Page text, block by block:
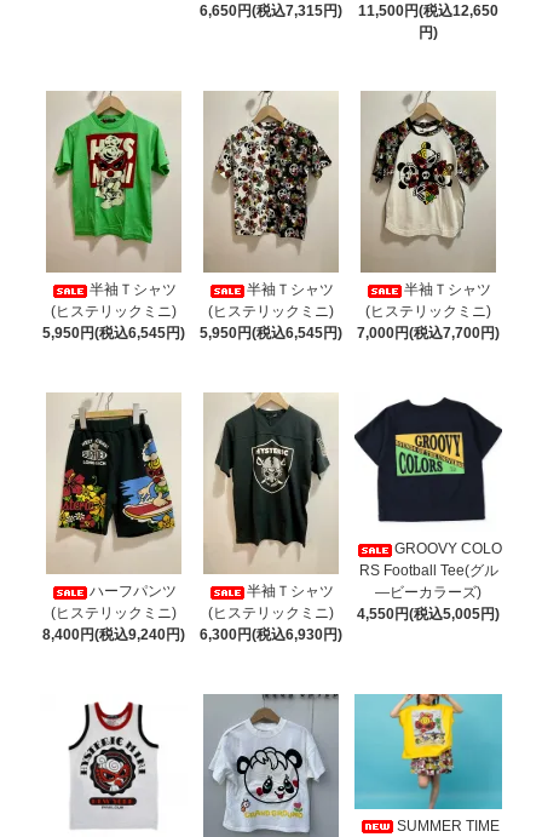
6,650円(税込7,315円)
11,500円(税込12,650
円)
半袖Ｔシャツ
(ヒステリックミニ)
5,950円(税込6,545円)
半袖Ｔシャツ
(ヒステリックミニ)
5,950円(税込6,545円)
半袖Ｔシャツ
(ヒステリックミニ)
7,000円(税込7,700円)
ハーフパンツ
(ヒステリックミニ)
8,400円(税込9,240円)
半袖Ｔシャツ
(ヒステリックミニ)
6,300円(税込6,930円)
GROOVY COLO
RS Football Tee(グル
―ビーカラーズ)
4,550円(税込5,005円)
SUMMER TIME